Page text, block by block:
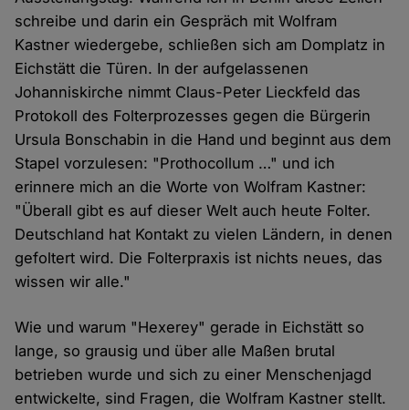
schreibe und darin ein Gespräch mit Wolfram
Kastner wiedergebe, schließen sich am Domplatz in
Eichstätt die Türen. In der aufgelassenen
Johanniskirche nimmt Claus-Peter Lieckfeld das
Protokoll des Folterprozesses gegen die Bürgerin
Ursula Bonschabin in die Hand und beginnt aus dem
Stapel vorzulesen: "Prothocollum …" und ich
erinnere mich an die Worte von Wolfram Kastner:
"Überall gibt es auf dieser Welt auch heute Folter.
Deutschland hat Kontakt zu vielen Ländern, in denen
gefoltert wird. Die Folterpraxis ist nichts neues, das
wissen wir alle."
Wie und warum "Hexerey" gerade in Eichstätt so
lange, so grausig und über alle Maßen brutal
betrieben wurde und sich zu einer Menschenjagd
entwickelte, sind Fragen, die Wolfram Kastner stellt.